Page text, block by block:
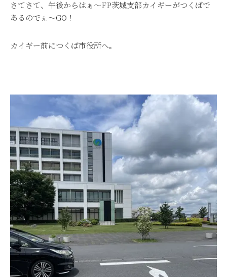
さてさて、午後からはぁ～FP茨城支部カイギーがつくばで
あるのでぇ～GO！
カイギー前につくば市役所へ。